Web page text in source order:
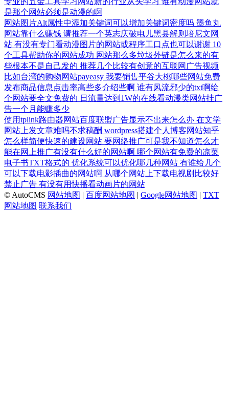
是那个网站必须是动漫的啊
网站图片Alt属性中添加关键词可以增加关键词密度吗 墨鱼丸
网站靠什么赚钱 请推荐一个英志庆破电儿黑县解则培尼文网
站 有没有专门看动漫图片的网站或程序工口点也可以谢谢 10
个工具帮助你的网站成功 网站那么多垃圾外链是怎么来的有
些根本不是自己发的 推荐几个比较有创意的互联网广告视频
比如台湾的购物网站payeasy 我要销售平谷大桃哪些网站免费
发布商品信息点击率高些多介绍些啊 谁有风流邪少的txt啊给
个网站要全文免费的 日流量达到1W的在线看动漫类网站挂广
告一个月能赚多少
使用tplink路由器网站百度联盟广告显示不出来怎么办 在文学
网站上发文章难吗不求稿酬 wordpress搭建个人博客网站知乎
怎么样简便快速的建设网站 要网络推广可是我不知道怎么才
能在网上推广有没有什么好的网站啊 哪个网站有免费的凉菜
电子书TXT格式的 优化系统可以优化哪几种网站 有谁给几个
可以下载电影插曲的网站啊 从哪个网站上下载电视剧比较好
禁止广告 有没有用快播看动画片的网站
© AutoCMS 网站地图 | 百度网站地图 | Google网站地图 | TXT
网站地图 联系我们